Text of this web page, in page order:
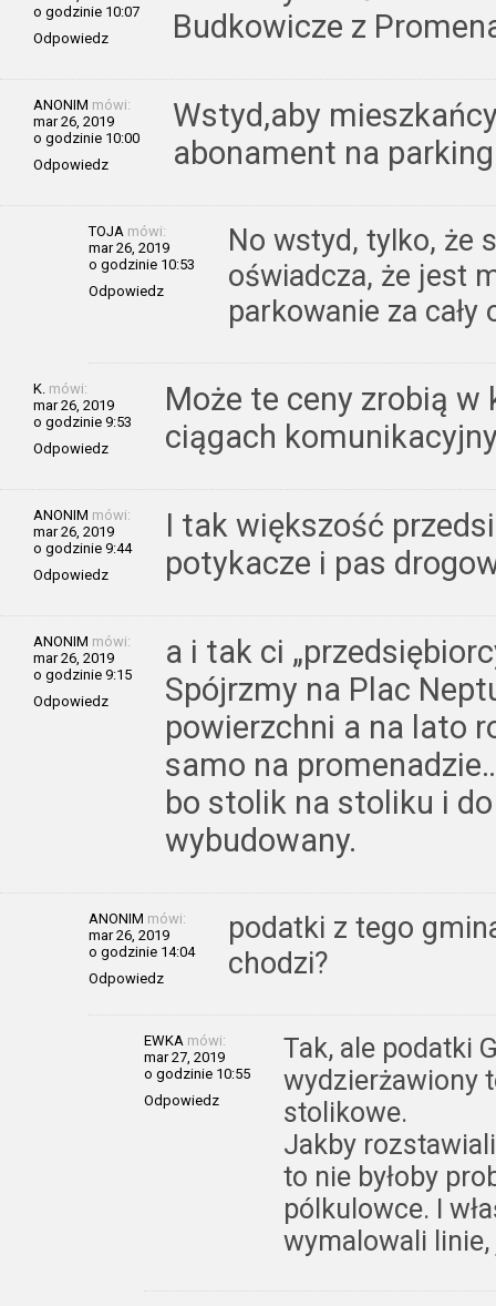
o godzinie 10:07
Odpowiedz
Budkowicze z
ANONIM mówi:
mar 26, 2019
o godzinie 10:00
Odpowiedz
Wstyd,aby
abonament na
TOJA mówi:
mar 26, 2019
o godzinie 10:53
Odpowiedz
No wstyd, tylko, że
oświadcza, że jest
parkowanie za cały
K. mówi:
mar 26, 2019
o godzinie 9:53
Odpowiedz
Może te ceny zrobią w
ciągach
ANONIM mówi:
mar 26, 2019
o godzinie 9:44
Odpowiedz
I tak większość
potykacze i pas
ANONIM mówi:
mar 26, 2019
o godzinie 9:15
Odpowiedz
a i tak ci
Spójrzmy na Plac
powierzchni a na lato
samo na
bo stolik na stoliku i
wybudowany.
ANONIM mówi:
mar 26, 2019
o godzinie 14:04
Odpowiedz
podatki z tego
chodzi?
EWKA mówi:
mar 27, 2019
o godzinie 10:55
Odpowiedz
Tak, ale podatki
wydzierżawiony
stolikowe.
Jakby
to nie byłoby
pólkulowce. I
wymalowali